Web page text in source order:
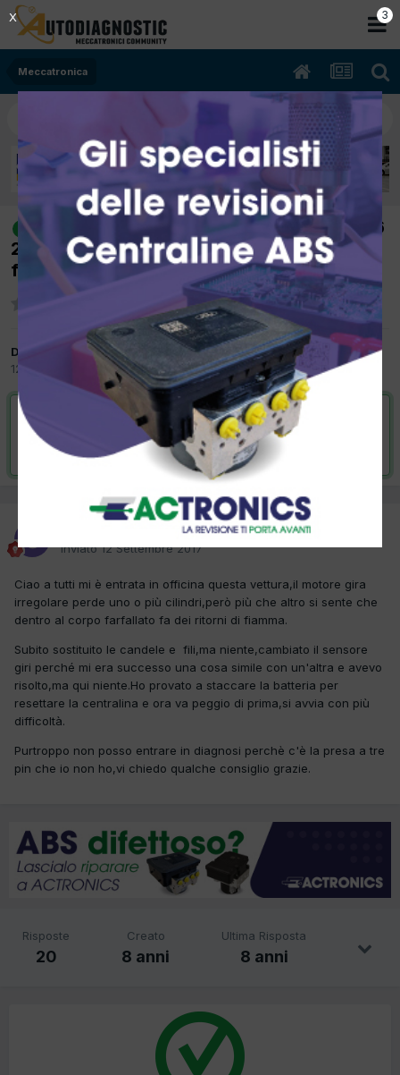
Meccatronica
risolto
[Fiat Panda 06/1999 899cc 117a1.046
29Kw Benzina] Ritorno di fiamma sul corpo
farfallato
Da Simone7
12 Settembre 2017inMeccatronica
VAI ALLA SOLUZIONE
Risolta da Simone7,15 Settembre 2017
Inviato12 Settembre 2017
Ciao a tutti mi è entrata in officina questa vettura,il motore gira
irregolare perde uno o più cilindri,però più che altro si sente che
dentro al corpo farfallato fa dei ritorni di fiamma.
Subito sostituito le candele e fili,ma niente,cambiato il sensore
giri perché mi era successo una cosa simile con un'altra e avevo
risolto,ma qui niente.Ho provato a staccare la batteria per
resettare la centralina e ora va peggio di prima,si avvia con più
difficoltà.
Purtroppo non posso entrare in diagnosi perchè c'è la presa a tre
pin che io non ho,vi chiedo qualche consiglio grazie.
Risposte
20
Creato
8 anni
Ultima Risposta
8 anni
2
X